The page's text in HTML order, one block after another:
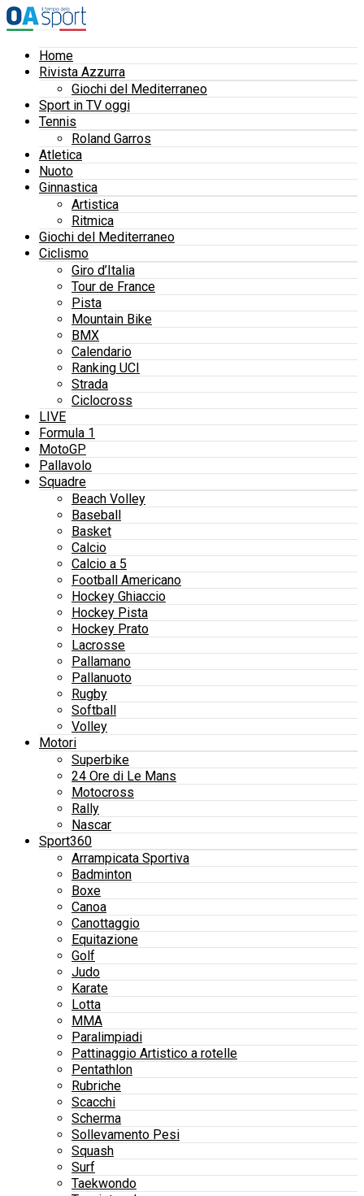
Home
Rivista Azzurra
Giochi del Mediterraneo
Sport in TV oggi
Tennis
Roland Garros
Atletica
Nuoto
Ginnastica
Artistica
Ritmica
Giochi del Mediterraneo
Ciclismo
Giro d’Italia
Tour de France
Pista
Mountain Bike
BMX
Calendario
Ranking UCI
Strada
Ciclocross
LIVE
Formula 1
MotoGP
Pallavolo
Squadre
Beach Volley
Baseball
Basket
Calcio
Calcio a 5
Football Americano
Hockey Ghiaccio
Hockey Pista
Hockey Prato
Lacrosse
Pallamano
Pallanuoto
Rugby
Softball
Volley
Motori
Superbike
24 Ore di Le Mans
Motocross
Rally
Nascar
Sport360
Arrampicata Sportiva
Badminton
Boxe
Canoa
Canottaggio
Equitazione
Golf
Judo
Karate
Lotta
MMA
Paralimpiadi
Pattinaggio Artistico a rotelle
Pentathlon
Rubriche
Scacchi
Scherma
Sollevamento Pesi
Squash
Surf
Taekwondo